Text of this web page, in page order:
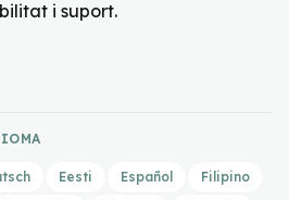
i suport.
Eesti Español
Filipino